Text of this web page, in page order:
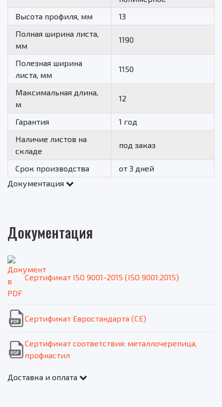
Высота профиля, мм
13
Полная ширина листа,
мм
1190
Полезная ширина
листа, мм
1150
Максимальная длина,
м
12
Гарантия
1 год
Наличие листов на
складе
под заказ
Срок производства
от 3 дней
Документация
Документация
Сертификат ISO 9001-2015 (ISO 9001:2015)
Сертификат Евростандарта (CE)
Сертификат соответствия: металлочерепица,
профнастил
Доставка и оплата